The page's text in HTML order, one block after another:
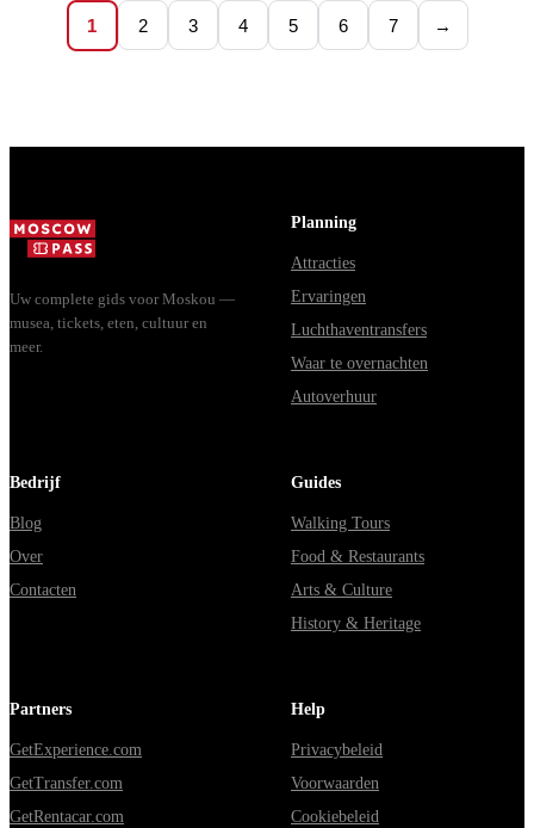
in werkelijkheid is het een…
gebleven: geknipte…
1 2 3 4 5 6 7 →
Uw complete gids voor Moskou —
musea, tickets, eten, cultuur en
meer.
Planning
Attracties
Ervaringen
Luchthaventransfers
Waar te overnachten
Autoverhuur
Bedrijf
Blog
Over
Contacten
Guides
Walking Tours
Food & Restaurants
Arts & Culture
History & Heritage
Partners
GetExperience.com
GetTransfer.com
GetRentacar.com
Help
Privacybeleid
Voorwaarden
Cookiebeleid